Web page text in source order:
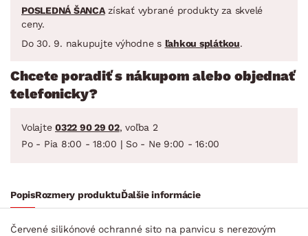
POSLEDNÁ ŠANCAzískať vybrané produkty za skvelé
ceny.
Do 30. 9. nakupujte výhodne s ľahkou splátkou.
Chcete poradiť s nákupom alebo objednať
telefonicky?
Volajte 0322 90 29 02, voľba 2
Po - Pia 8:00 - 18:00 | So - Ne 9:00 - 16:00
PopisRozmery produktuĎalšie informácie
Červené silikónové ochranné sito na panvicu s nerezovým